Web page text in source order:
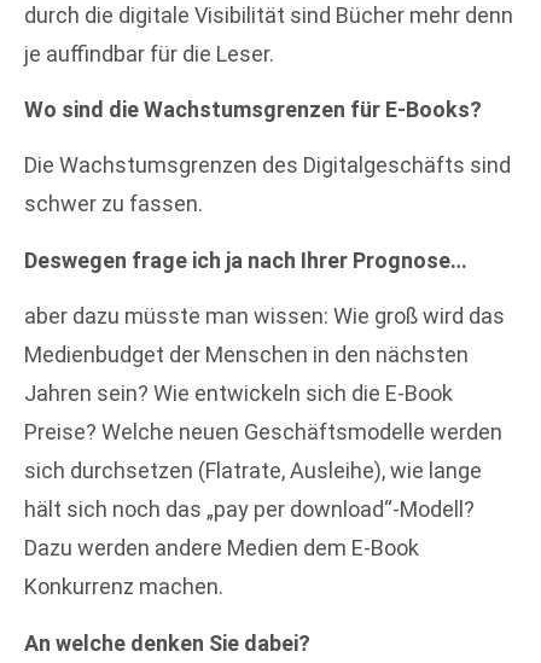
durch die digitale Visibilität sind Bücher mehr denn
je auffindbar für die Leser.
Wo sind die Wachstumsgrenzen für E-Books?
Die Wachstumsgrenzen des Digitalgeschäfts sind
schwer zu fassen.
Deswegen frage ich ja nach Ihrer Prognose…
aber dazu müsste man wissen: Wie groß wird das
Medienbudget der Menschen in den nächsten
Jahren sein? Wie entwickeln sich die E-Book
Preise? Welche neuen Geschäftsmodelle werden
sich durchsetzen (Flatrate, Ausleihe), wie lange
hält sich noch das „pay per download“-Modell?
Dazu werden andere Medien dem E-Book
Konkurrenz machen.
An welche denken Sie dabei?